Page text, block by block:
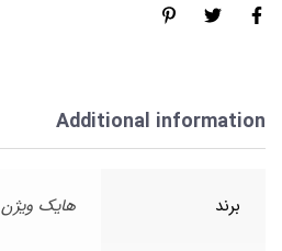
Additional information
برند هایک ویژن